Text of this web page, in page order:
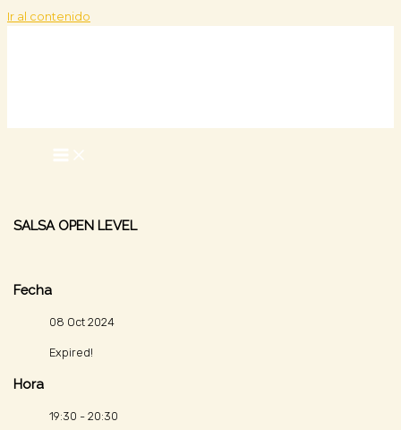
Ir al contenido
SALSA OPEN LEVEL
Fecha
08 Oct 2024
Expired!
Hora
19:30 - 20:30